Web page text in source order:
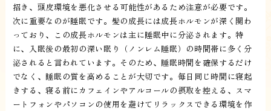
招き、頭皮環境を悪化させる可能性があるため注意が必要です。
次に重要なのが睡眠です。髪の成長には成長ホルモンが深く関わ
っており、この成長ホルモンは主に睡眠中に分泌されます。特
に、入眠後の最初の深い眠り（ノンレム睡眠）の時間帯に多く分
泌されると言われています。そのため、睡眠時間を確保するだけ
でなく、睡眠の質を高めることが大切です。毎日同じ時間に寝起
きする、寝る前にカフェインやアルコールの摂取を控える、スマ
ートフォンやパソコンの使用を避けてリラックスできる環境を作